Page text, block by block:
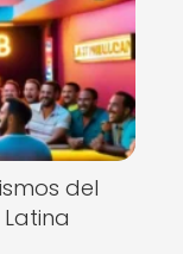
del